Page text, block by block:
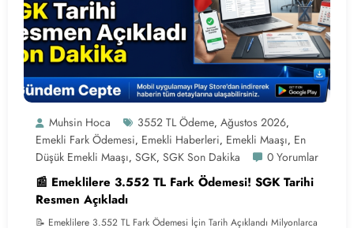
Muhsin Hoca 3552 TL Ödeme, Ağustos 2026,
Emekli Fark Ödemesi, Emekli Haberleri, Emekli Maaşı, En
Düşük Emekli Maaşı, SGK, SGK Son Dakika 0 Yorumlar
📰 Emeklilere 3.552 TL Fark Ödemesi! SGK Tarihi
Resmen Açıkladı
📝 Emeklilere 3.552 TL Fark Ödemesi İçin Tarih Açıklandı Milyonlarca